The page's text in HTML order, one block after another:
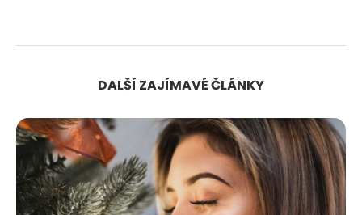
DALŠÍ ZAJÍMAVÉ ČLÁNKY